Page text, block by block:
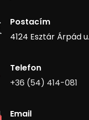
Postacím
4124 Esztár Árpád u.
Telefon
+36 (54) 414-081
Email